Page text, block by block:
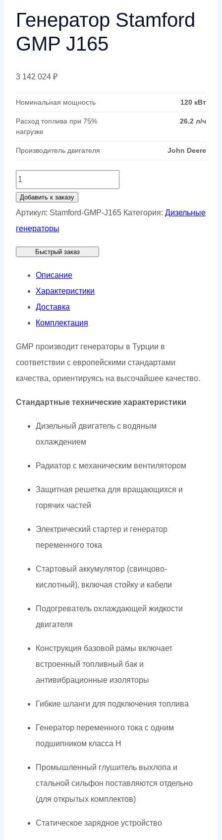
Генератор Stamford
GMP J165
3 142 024 ₽
Номинальная мощность 120 кВт
Расход топлива при 75%
нагрузке
26.2 л/ч
Производитель двигателя John Deere
Количество
товара
Генератор
Stamford
J165
Добавить к заказу
Артикул: Stamford-GMP-J165 Категория: Дизельные
генераторы
Быстрый заказ
Описание
Характеристики
Доставка
Комплектация
GMP производит генераторы в Турции в
соответствии с европейскими стандартами
качества, ориентируясь на высочайшее качество.
Стандартные технические характеристики
Дизельный двигатель с водяным
охлаждением
Радиатор с механическим вентилятором
Защитная решетка для вращающихся и
горячих частей
Электрический стартер и генератор
переменного тока
Стартовый аккумулятор (свинцово-
кислотный), включая стойку и кабели
Подогреватель охлаждающей жидкости
двигателя
Конструкция базовой рамы включает
встроенный топливный бак и
антивибрационные изоляторы
Гибкие шланги для подключения топлива
Генератор переменного тока с одним
подшипником класса H
Промышленный глушитель выхлопа и
стальной сильфон поставляются отдельно
(для открытых комплектов)
Статическое зарядное устройство